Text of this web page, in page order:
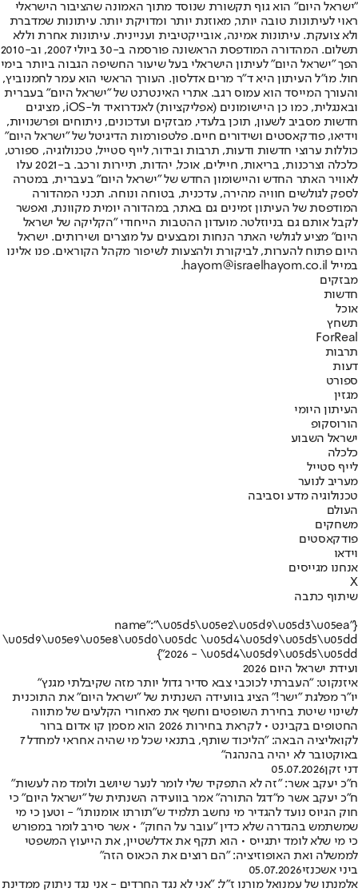
"ישראל היום" הוא גוף תקשורת שנוסד מתוך האמונה שהציבור הישראלי
ראוי לעיתונות טובה יותר, מאוזנת יותר ומדויקת יותר. עיתונות שמדברת
ולא צועקת. עיתונות אמינה, אובייקטיבית ועניינית. עיתונות אחרת וללא
תשלום. המהדורה המודפסת הראשונה פורסמה ב-30 ביולי 2007, וב-2010
הפך "ישראל היום" לעיתון הישראלי בעל שיעור החשיפה הגבוה ביותר בימי
חול. מו"ל העיתון היא ד"ר מרים אדלסון. העורך הראשי הוא עמר לחמנוביץ,
והעורך המייסד הוא עמוס רגב. אתרי האינטרנט של "ישראל היום" בעברית
ובאנגלית, כמו כן היישומונים (אפליקציות) לאנדרואיד ול-iOS, מציגים
חדשות מסביב לשעון, תוכן בלעדי, מבזקים ועדכונים, ניתוחים ופרשנויות,
וידיאו, פודקאסטים ושידורים חיים. פלטפורמות הדיגיטל של "ישראל היום"
כוללות ערוצי חדשות ודעות, תרבות ובידור, לייף סטייל, טכנולוגיה, ספורט,
כלכלה וצרכנות, בריאות, חיילים, אוכל, יהדות, תיירות ורכב. ב-2021 עלו
לאוויר האתר החדש והיישומון החדש של "ישראל היום" בעברית, במטרה
לספק לגולשים חוויה מהירה, עדכנית, בטוחה ונוחה. תכני המהדורה
המודפסת של העיתון זמינים גם באתר, במהדורה יומית מקוונת, ואפשר
לקבל אותם גם בניוזלטר. מועדון ההטבות הייחודי "הקליקה של ישראל
היום" מציע לגולשי האתר הנחות ומבצעים על מוצרים ושירותים. ישראל
היום פתוח להערות, לביקורת ולהצעות לשיפור מקהל הקוראים. פנו אלינו
במייל hayom@israelhayom.co.il.
מבזקים
חדשות
אוכל
תשחץ
ForReal
תרבות
דעות
ספורט
מגזין
העיתון היומי
הורוסקופ
ישראל השבוע
כלכלה
לייף סטייל
מעריב לנוער
טכנולוגיה מדע וסביבה
העולם
משחקים
פודקאסטים
וידאו
אנחנו מגייסים
X
שיתוף כתבה
{"name":"\u05d5\u05e2\u05d9\u05d3\u05ea
\u05d9\u05e9\u05e8\u05d0\u05dc \u05d4\u05d9\u05d5\u05dd
2026 - \u05d4\u05d9\u05d5\u05dd"}
ועידת ישראל היום 2026
איזנקוט: "העברתי לכוכבי צבא סדיר גדול יותר מזה שקיבלתי מגנץ"
יו"ר מפלגת "ישר!" הציג בוועידה השנתית של "ישראל היום" את התוכנית
לשינוי שיטת בחירת השופטים וחשף את מאחורי הקלעים של מתווה
החטופים בקבינט • לקראת בחירות 2026 הוא מסמן קו אדום ברור
לקואליציה הבאה: "הליכוד שותף, בתנאי שכל מי שהיה אחראי למחדל 7
באוקטובר לא יהיה בהנהגה"
דני זקן05.07.2026
ח"כ יעקב אשר: "זה לא התפקיד שלי לומר לנער שיושב ולומד מה לעשות"
ח"כ יעקב אשר מ"דגל התורה" אמר בוועידה השנתית של "ישראל היום" כי
חוק הגיוס נועד להגדיר מי נחשב תלמיד ש"תורתו אומנותו" - וטען כי מי
שמשתמש בהגדרה שלא כדין "עובר על החוק" • אשר סירב לומר במפורש
כי מי שלא לומד יתגייס • הוא תקף את אדלשטיין, את הייעוץ המשפטי
לממשלה ואת האופוזיציה: "הם רוצים את הכאוס הזה"
ביני אשכנזי05.07.2026
אלמנתו של עמנואל מורנו ז"ל: "אני לא נגד החרדים - אני נגד ניתוק ממדינת